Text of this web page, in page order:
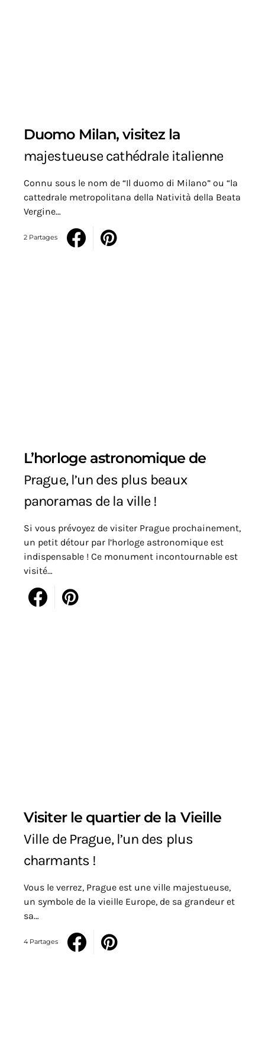
Duomo Milan, visitez la
majestueuse cathédrale italienne
Connu sous le nom de “Il duomo di Milano” ou “la
cattedrale metropolitana della Natività della Beata
Vergine…
2 Partages
L’horloge astronomique de
Prague, l’un des plus beaux
panoramas de la ville !
Si vous prévoyez de visiter Prague prochainement,
un petit détour par l’horloge astronomique est
indispensable ! Ce monument incontournable est
visité…
Visiter le quartier de la Vieille
Ville de Prague, l’un des plus
charmants !
Vous le verrez, Prague est une ville majestueuse,
un symbole de la vieille Europe, de sa grandeur et
sa…
4 Partages